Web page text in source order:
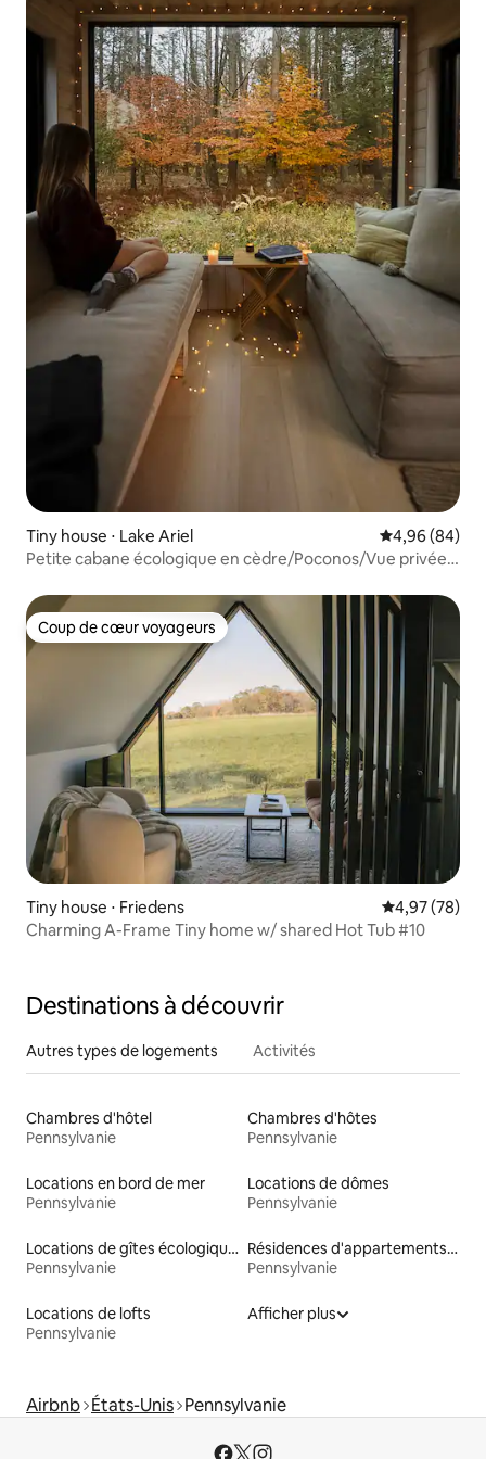
Tiny house ⋅ Lake Ariel Évaluation
4,96 (84)
Petite cabane écologique en cèdre/Poconos/Vue privée
Coup de cœur voyageurs
Coup de cœur voyageurs
Tiny house ⋅ Friedens Évaluation
4,97 (78)
Charming A-Frame Tiny home w/ shared Hot Tub #10
Destinations à découvrir
Autres types de logements Activités
Chambres d'hôtel
Pennsylvanie
Chambres d'hôtes
Pennsylvanie
Locations en bord de mer
Pennsylvanie
Locations de dômes
Pennsylvanie
Locations de gîtes écologiques
Pennsylvanie
Résidences d'appartements en location
Pennsylvanie
Locations de lofts
Pennsylvanie
Afficher plus
Airbnb États-Unis Pennsylvanie